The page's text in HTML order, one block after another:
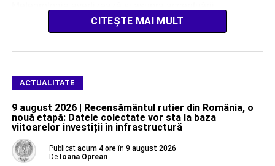
disconfortului termic, […]CITEȘTE MAI MULT
ACTUALITATE
9 august 2026 | Recensământul rutier din România, o
nouă etapă: Datele colectate vor sta la baza
viitoarelor investiții în infrastructură
Publicat acum 4 ore în 9 august 2026
De Ioana Oprean